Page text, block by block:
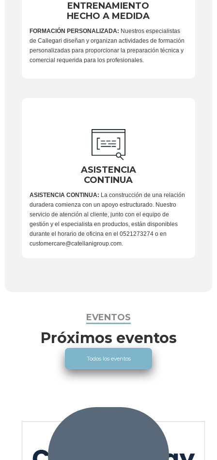
ENTRENAMIENTO
HECHO A MEDIDA
FORMACIÓN PERSONALIZADA: Nuestros especialistas
de Callegari diseñan y organizan actividades de formación
personalizadas para proporcionar la preparación técnica y
comercial requerida para los profesionales.
ASISTENCIA
CONTINUA
ASISTENCIA CONTINUA: La construcción de una relación
duradera comienza con un apoyo estructurado. Nuestro
servicio de atención al cliente, junto con el equipo de
gestión y el especialista en productos, están disponibles
durante el horario de oficina en el 0521273274 o en
customercare@catellanigroup.com.
EVENTOS
Próximos eventos
Todos los eventos